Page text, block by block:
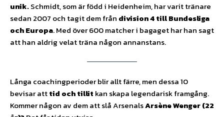
unik.Schmidt, som är född i Heidenheim, har varit tränare
sedan 2007 och tagit dem från division 4 till Bundesliga
och Europa. Med över 600 matcher i bagaget har han sagt
att han aldrig velat träna någon annanstans.
Långa coachingperioder blir allt färre, men dessa 10
bevisar atttid och tillit kan skapa legendarisk framgång.
Kommer någon av dem att slå ArsenalsArsène Wenger (22